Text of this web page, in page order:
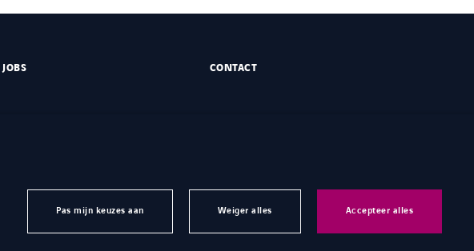
JOBS CONTACT
Pas mijn keuzes aan Weiger alles Accepteer alles